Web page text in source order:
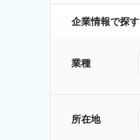
企業情報で探す
業種
所在地